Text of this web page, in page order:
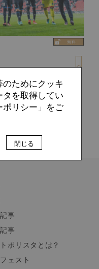
通用している？
事
事
ボリスタとは？
ェスト
ためにクッキ
を取得してい
ポリシー」をご
閉じる